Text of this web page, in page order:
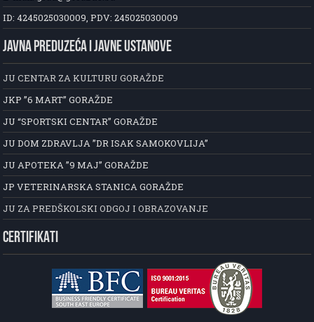
ID: 4245025030009, PDV: 245025030009
JAVNA PREDUZEĆA I JAVNE USTANOVE
JU CENTAR ZA KULTURU GORAŽDE
JKP ”6 MART” GORAŽDE
JU “SPORTSKI CENTAR” GORAŽDE
JU DOM ZDRAVLJA ”DR ISAK SAMOKOVLIJA”
JU APOTEKA ”9 MAJ” GORAŽDE
JP VETERINARSKA STANICA GORAŽDE
JU ZA PREDŠKOLSKI ODGOJ I OBRAZOVANJE
CERTIFIKATI